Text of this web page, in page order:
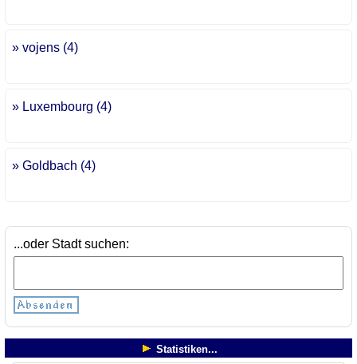
» vojens (4)
» Luxembourg (4)
» Goldbach (4)
...oder Stadt suchen:
Statistiken...